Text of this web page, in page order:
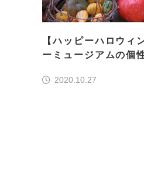
【ハッピーハロウィ
ーミュージアムの個
2020.10.27